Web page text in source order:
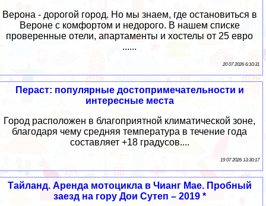
Верона - дорогой город. Но мы знаем, где остановиться в
Вероне с комфортом и недорого. В нашем списке
проверенные отели, апартаменты и хостелы от 25 евро
......
20 07 2026 6:10:31
Пераст: популярные достопримечательности и
интересные места
Город расположен в благоприятной климатической зоне,
благодаря чему средняя температура в течение года
составляет +18 градусов....
19 07 2026 13:30:17
Тайланд. Аренда мотоцикла в Чианг Мае. Пробный
заезд на гору Дои Сутеп – 2019 *